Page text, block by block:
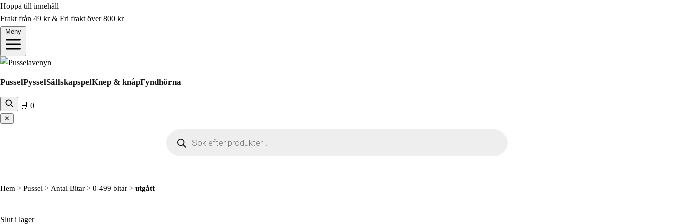
Hoppa till innehåll
Frakt från 49 kr & Fri frakt över 800 kr
Meny
PusselPysselSällskapspelKnep & knåpFyndhörna
🛒 0
✕
Hem > Pussel > Antal Bitar > 0-499 bitar > utgått
Slut i lager